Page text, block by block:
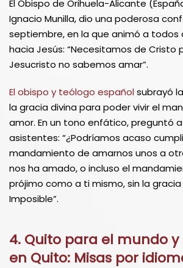
El Obispo de Orihuela-Alicante
Ignacio Munilla, dio una poderosa
septiembre, en la que animó a todos
hacia Jesús: “Necesitamos de Cristo
Jesucristo no sabemos amar”.
El obispo y teólogo españolsubrayó
la gracia divina para poder vivir el
amor. En un tono enfático, preguntó
asistentes: “¿Podríamos acaso
mandamiento de amarnos unos a
nos ha amado, o incluso el
prójimo como a ti mismo, sin la
Imposible”.
4. Quito para el mundo
en Quito: Misas por